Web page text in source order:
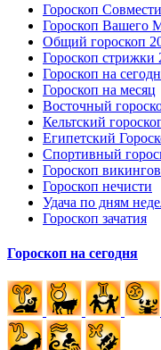
Гороскоп
Гороскоп Вашего
Общий гороскоп
Гороскоп стрижки
Гороскоп на
Гороскоп на месяц
Восточный
Кельтский
Египетский
Спортивный
Гороскоп викингов
Гороскоп нечисти
Удача по дням
Гороскоп зачатия
Гороскоп на сегодня